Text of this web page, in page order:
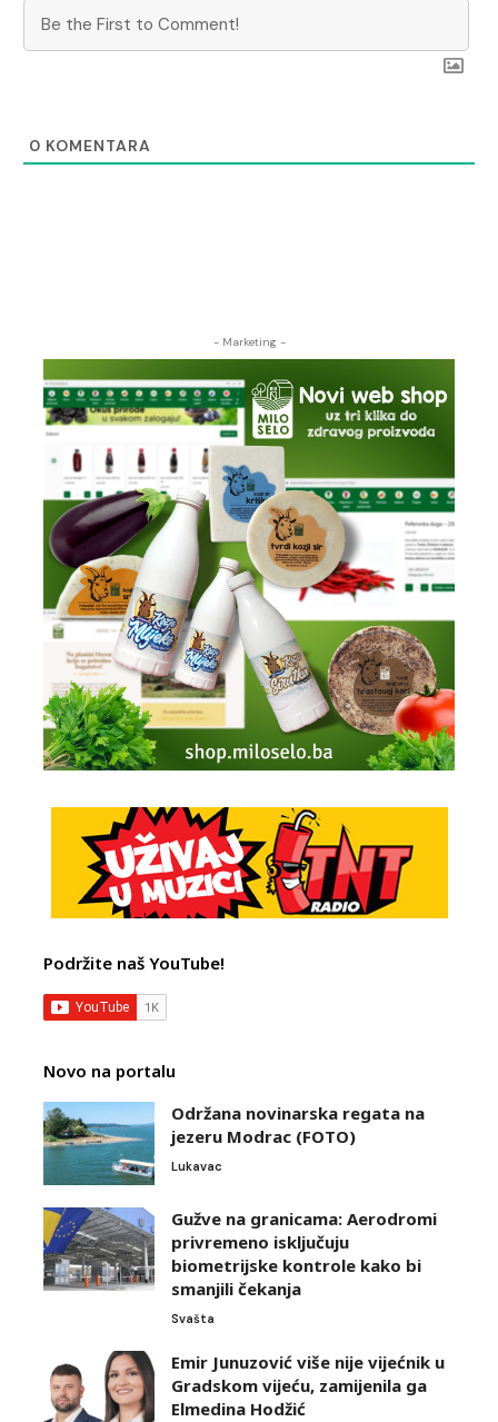
0 KOMENTARA
- Marketing -
Podržite naš YouTube!
Novo na portalu
Održana novinarska regata na
jezeru Modrac (FOTO)
Lukavac
Gužve na granicama: Aerodromi
privremeno isključuju
biometrijske kontrole kako bi
smanjili čekanja
Svašta
Emir Junuzović više nije vijećnik u
Gradskom vijeću, zamijenila ga
Elmedina Hodžić